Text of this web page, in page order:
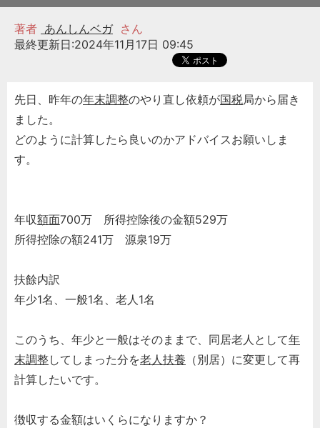
著者 あんしんベガ さん
最終更新日:2024年11月17日 09:45
先日、昨年の年末調整のやり直し依頼が国税局から届き
ました。
どのように計算したら良いのかアドバイスお願いしま
す。
年収額面700万 所得控除後の金額529万
所得控除の額241万 源泉19万
扶餘内訳
年少1名、一般1名、老人1名
このうち、年少と一般はそのままで、同居老人として年
末調整してしまった分を老人扶養 （別居）に変更して再
計算したいです。
徴収する金額はいくらになりますか？